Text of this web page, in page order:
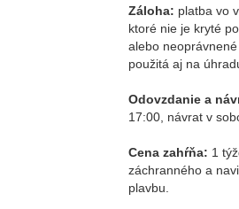
Záloha: platba vo
ktoré nie je kryté
alebo
použitá aj na
Odovzdanie a
17:00, návrat v
Cena zahŕňa: 1
záchranného a
plavbu.